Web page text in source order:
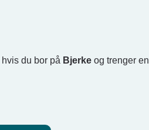
hvis du bor på Bjerke og trenger en